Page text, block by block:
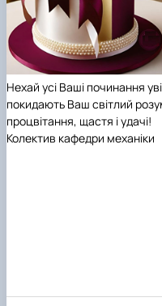
Нехай усі Ваші починання
покидають Ваш світлий
процвітання, щастя і удачі!
Колектив кафедри механіки